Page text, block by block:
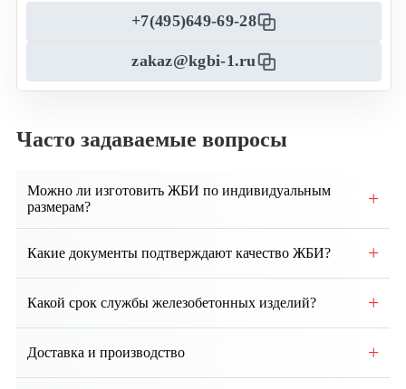
+7(495)649-69-28
zakaz@kgbi-1.ru
Часто задаваемые вопросы
Можно ли изготовить ЖБИ по индивидуальным
размерам?
+
индивидуальным чертежам и техническим
Какие документы подтверждают качество ЖБИ? +
сертификатами соответствия и протоколами
Какой срок службы железобетонных изделий? +
службы ЖБИ составляет от 50 до 100 лет и более.
Доставка и производство +